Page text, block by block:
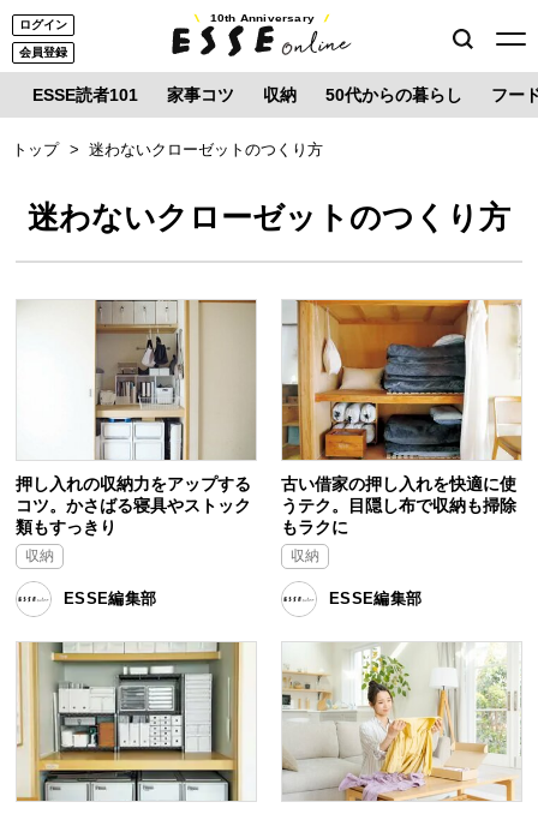
ログイン
会員登録
10th Anniversary
ESSE読者101 家事コツ 収納 50代からの暮らし フー
トップ 迷わないクローゼットのつくり方
迷わないクローゼットのつくり方
押し入れの収納力をアップする
コツ。かさばる寝具やストック
類もすっきり
収納
ESSE編集部
古い借家の押し入れを快適に使
うテク。目隠し布で収納も掃除
もラクに
収納
ESSE編集部